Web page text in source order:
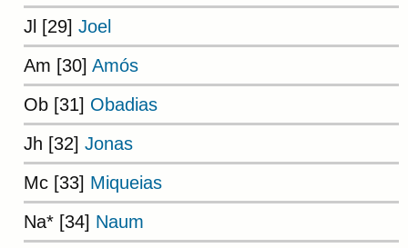
Jl [29] Joel
Am [30] Amós
Ob [31] Obadias
Jh [32] Jonas
Mc [33] Miqueias
Na* [34] Naum